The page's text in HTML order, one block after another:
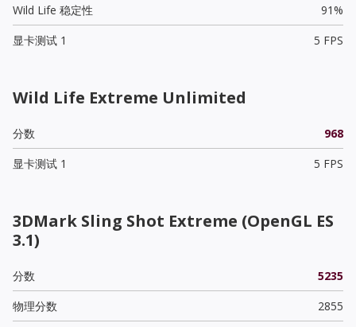
Wild Life 稳定性
91%
显卡测试 1
5 FPS
Wild Life Extreme Unlimited
分数
968
显卡测试 1
5 FPS
3DMark Sling Shot Extreme (OpenGL ES
3.1)
分数
5235
物理分数
2855